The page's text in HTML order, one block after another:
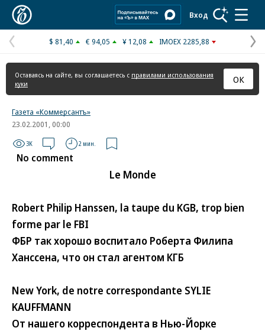
Вход
Предыдущая
страница
$ 81,40 € 94,05 ¥ 12,08 IMOEX 2285,88
Оставаясь на сайте, вы соглашаетесь с правилами использования
куки
ОК
Газета «Коммерсантъ»
23.02.2001, 00:00
3K 2 мин.
No comment
Le Monde
Robert Philip Hanssen, la taupe du KGB, trop bien
forme par le FBI
ФБР так хорошо воспитало Роберта Филипа
Ханссена, что он стал агентом КГБ
New York, de notre correspondante SYLIE
KAUFFMANN
От нашего корреспондента в Нью-Йорке